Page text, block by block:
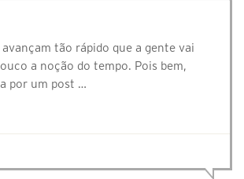
avançam tão rápido que a gente vai
a noção do tempo. Pois bem,
por um post …